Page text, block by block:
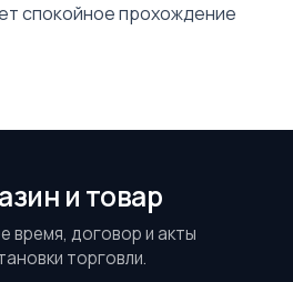
спокойное прохождение
и товар
время, договор и акты
торговли.